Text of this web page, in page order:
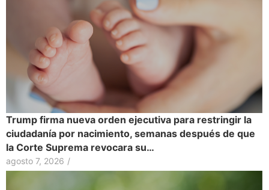
Trump firma nueva orden ejecutiva para restringir la
ciudadanía por nacimiento, semanas después de que
la Corte Suprema revocara su…
agosto 7, 2026 /